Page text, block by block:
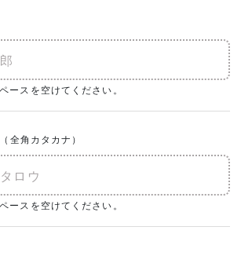
ースを空けてください。
（全角カタカナ）
ースを空けてください。